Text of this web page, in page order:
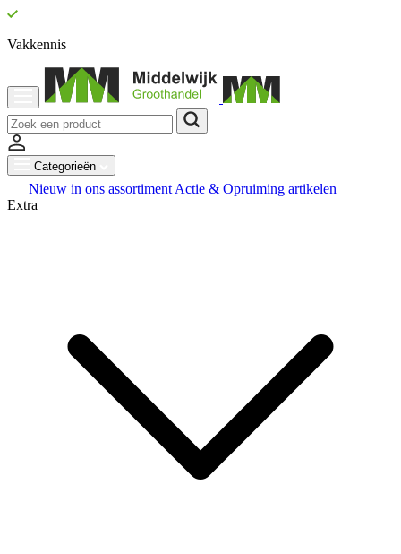
Vakkennis
Categorieën
Nieuw in ons assortiment Actie & Opruiming artikelen
Extra